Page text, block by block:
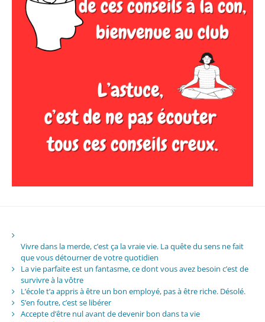
Vivre dans la merde, c’est ça la vraie vie. La quête du sens ne fait
que vous détourner de votre quotidien
La vie parfaite est un fantasme, ce dont vous avez besoin c’est de
survivre à la vôtre
L’école t’a appris à être un bon employé, pas à être riche. Désolé.
S’en foutre, c’est se libérer
Accepte d’être nul avant de devenir bon dans ta vie